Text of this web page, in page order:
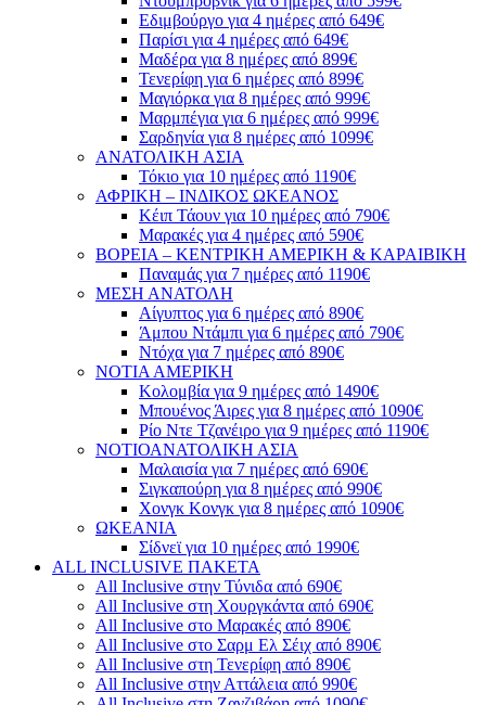
Εδιμβούργο για 4 ημέρες από 649€
Παρίσι για 4 ημέρες από 649€
Μαδέρα για 8 ημέρες από 899€
Τενερίφη για 6 ημέρες από 899€
Μαγιόρκα για 8 ημέρες από 999€
Μαρμπέγια για 6 ημέρες από 999€
Σαρδηνία για 8 ημέρες από 1099€
ΑΝΑΤΟΛΙΚΗ ΑΣΙΑ
Τόκιο για 10 ημέρες από 1190€
ΑΦΡΙΚΗ – ΙΝΔΙΚΟΣ ΩΚΕΑΝΟΣ
Κέιπ Τάουν για 10 ημέρες από 790€
Μαρακές για 4 ημέρες από 590€
ΒΟΡΕΙΑ – ΚΕΝΤΡΙΚΗ ΑΜΕΡΙΚΗ & ΚΑΡΑΙΒΙΚΗ
Παναμάς για 7 ημέρες από 1190€
ΜΕΣΗ ΑΝΑΤΟΛΗ
Αίγυπτος για 6 ημέρες από 890€
Άμπου Ντάμπι για 6 ημέρες από 790€
Ντόχα για 7 ημέρες από 890€
ΝΟΤΙΑ ΑΜΕΡΙΚΗ
Κολομβία για 9 ημέρες από 1490€
Μπουένος Άιρες για 8 ημέρες από 1090€
Ρίο Ντε Τζανέιρο για 9 ημέρες από 1190€
ΝΟΤΙΟΑΝΑΤΟΛΙΚΗ ΑΣΙΑ
Μαλαισία για 7 ημέρες από 690€
Σιγκαπούρη για 8 ημέρες από 990€
Χονγκ Κονγκ για 8 ημέρες από 1090€
ΩΚΕΑΝΙΑ
Σίδνεϊ για 10 ημέρες από 1990€
ALL INCLUSIVE ΠΑΚΕΤΑ
All Inclusive στην Τύνιδα από 690€
All Inclusive στη Χουργκάντα από 690€
All Inclusive στο Μαρακές από 890€
All Inclusive στο Σαρμ Ελ Σέιχ από 890€
All Inclusive στη Τενερίφη από 890€
All Inclusive στην Αττάλεια από 990€